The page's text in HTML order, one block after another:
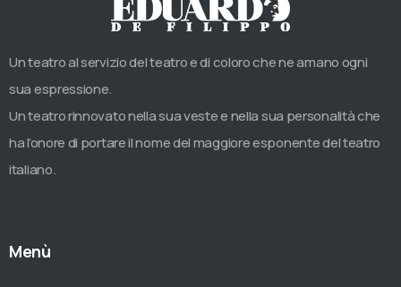
Un teatro al servizio del teatro e di coloro che ne amano ogni
sua espressione.
Un teatro rinnovato nella sua veste e nella sua personalità che
ha l’onore di portare il nome del maggiore esponente del teatro
italiano.
Menù